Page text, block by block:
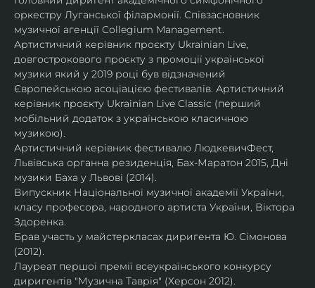
оркестру Луганської філармонії. Співзасновник
музичної агенції Collegium Management.
Артистичний керівник проєкту Ukrainian Live,
довгострокового проєкту з промоції української
музики який у 2019 році був відзначений
Європейською асоціацією фестивалів. Артистичний
керівник проєкту Ukrainian Live Classic (перший
мобільний додаток з українською класичною
музикою).
Артистичний керівник фестивалю ЛюдкевичФест,
Львівська органна резиденція, Бах-Маратон 2015, Дні
музики Баха у Львові (2014).
Випускник Національної музичної академії України,
класу професора, народного артиста України, Віктора
Здоренка.
Брав участь у майстеркласах диригента Ю. Сімонова
(2012).
Лауреат першої премії всеукраїнського конкурсу
диригентів "Музична Таврія" (Херсон 2012).